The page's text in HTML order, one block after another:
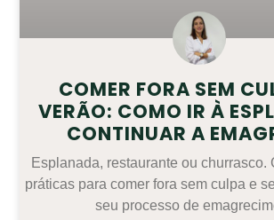
COMER FORA SEM
VERÃO: COMO IR À
CONTINUAR A
Esplanada, restaurante ou churrasco.
práticas para comer fora sem culpa e
seu processo de